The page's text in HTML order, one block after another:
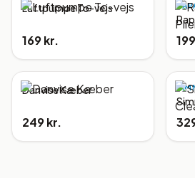
Luftpumpe To-vejs
169 kr.
Danvise Kæber
249 kr.